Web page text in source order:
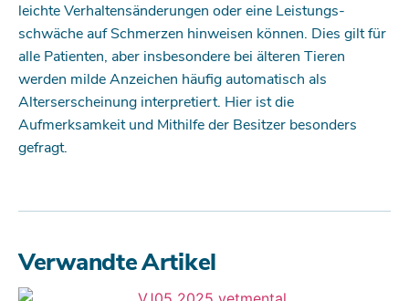
­­l­eichte Verhaltensänderungen oder eine Leistungs­­
schwäche auf Schmerzen hinweisen können. Dies gilt für
alle Patienten, aber insbesondere bei älteren Tieren
werden milde Anzeichen häufig automatisch als
Alterserscheinung interpretiert. Hier ist die
Aufmerksamkeit und Mithilfe der Besitzer besonders
gefragt.
Verwandte Artikel